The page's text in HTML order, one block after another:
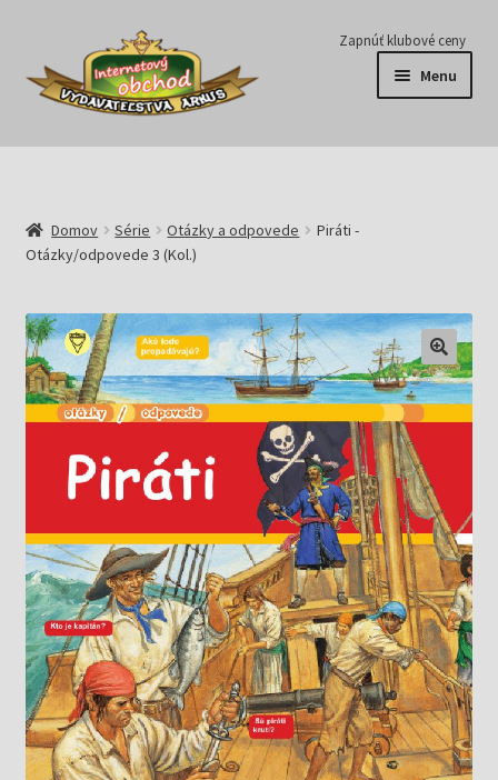
Preskočiť
navigáciu
Preskočiť
obsah
Zapnúť klubové ceny
Menu
Série
E-knihy
Predplatné
Pripravujeme
Knižný klub
Kontakt
Domov Série Otázky a odpovede
Piráti -
Otázky/odpovede 3 (Kol.)